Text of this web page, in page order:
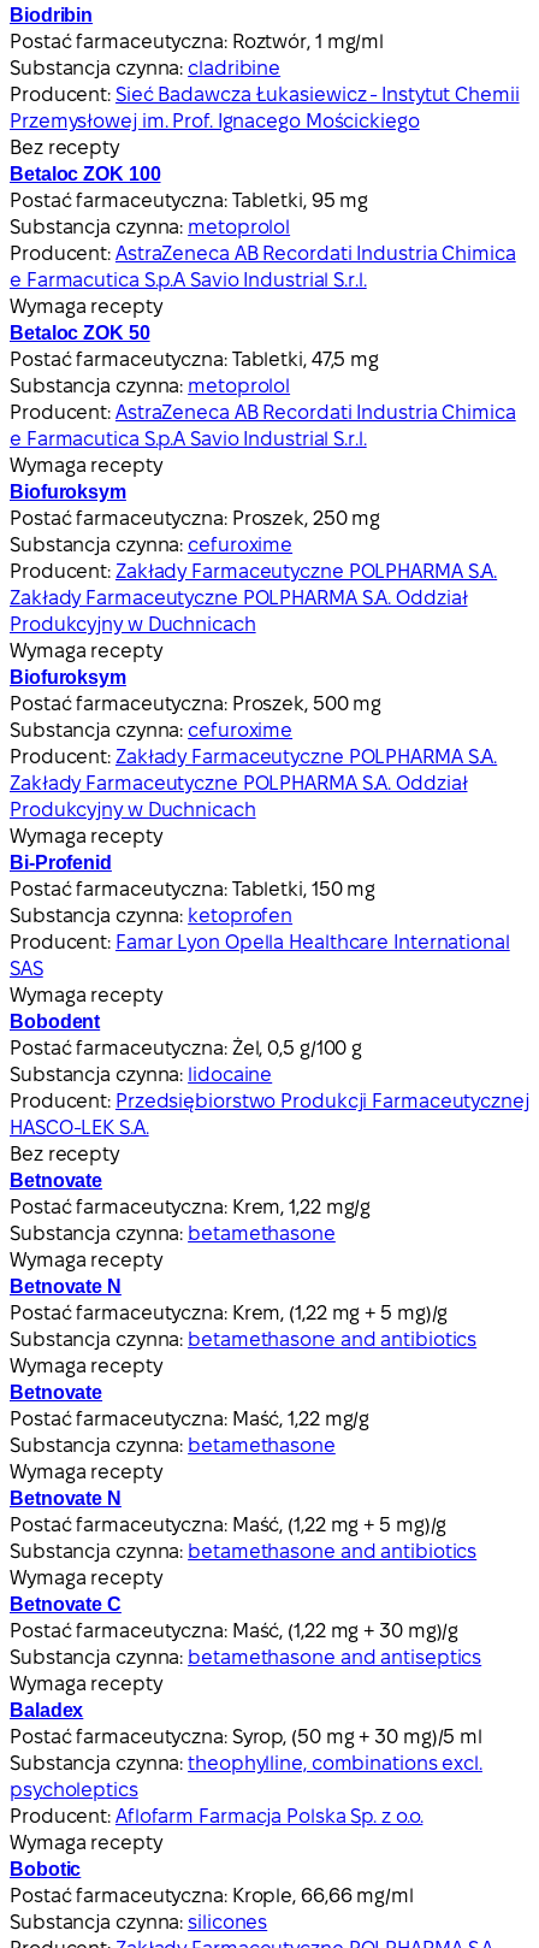
Biodribin
Postać farmaceutyczna: Roztwór, 1 mg/ml
Substancja czynna: cladribine
Producent: Sieć Badawcza Łukasiewicz - Instytut Chemii
Przemysłowej im. Prof. Ignacego Mościckiego
Bez recepty
Betaloc ZOK 100
Postać farmaceutyczna: Tabletki, 95 mg
Substancja czynna: metoprolol
Producent: AstraZeneca AB Recordati Industria Chimica
e Farmacutica S.p.A Savio Industrial S.r.l.
Wymaga recepty
Betaloc ZOK 50
Postać farmaceutyczna: Tabletki, 47,5 mg
Substancja czynna: metoprolol
Producent: AstraZeneca AB Recordati Industria Chimica
e Farmacutica S.p.A Savio Industrial S.r.l.
Wymaga recepty
Biofuroksym
Postać farmaceutyczna: Proszek, 250 mg
Substancja czynna: cefuroxime
Producent: Zakłady Farmaceutyczne POLPHARMA S.A.
Zakłady Farmaceutyczne POLPHARMA S.A. Oddział
Produkcyjny w Duchnicach
Wymaga recepty
Biofuroksym
Postać farmaceutyczna: Proszek, 500 mg
Substancja czynna: cefuroxime
Producent: Zakłady Farmaceutyczne POLPHARMA S.A.
Zakłady Farmaceutyczne POLPHARMA S.A. Oddział
Produkcyjny w Duchnicach
Wymaga recepty
Bi-Profenid
Postać farmaceutyczna: Tabletki, 150 mg
Substancja czynna: ketoprofen
Producent: Famar Lyon Opella Healthcare International
SAS
Wymaga recepty
Bobodent
Postać farmaceutyczna: Żel, 0,5 g/100 g
Substancja czynna: lidocaine
Producent: Przedsiębiorstwo Produkcji Farmaceutycznej
HASCO-LEK S.A.
Bez recepty
Betnovate
Postać farmaceutyczna: Krem, 1,22 mg/g
Substancja czynna: betamethasone
Wymaga recepty
Betnovate N
Postać farmaceutyczna: Krem, (1,22 mg + 5 mg)/g
Substancja czynna: betamethasone and antibiotics
Wymaga recepty
Betnovate
Postać farmaceutyczna: Maść, 1,22 mg/g
Substancja czynna: betamethasone
Wymaga recepty
Betnovate N
Postać farmaceutyczna: Maść, (1,22 mg + 5 mg)/g
Substancja czynna: betamethasone and antibiotics
Wymaga recepty
Betnovate C
Postać farmaceutyczna: Maść, (1,22 mg + 30 mg)/g
Substancja czynna: betamethasone and antiseptics
Wymaga recepty
Baladex
Postać farmaceutyczna: Syrop, (50 mg + 30 mg)/5 ml
Substancja czynna:theophylline, combinations excl.
psycholeptics
Producent: Aflofarm Farmacja Polska Sp. z o.o.
Wymaga recepty
Bobotic
Postać farmaceutyczna: Krople, 66,66 mg/ml
Substancja czynna:silicones